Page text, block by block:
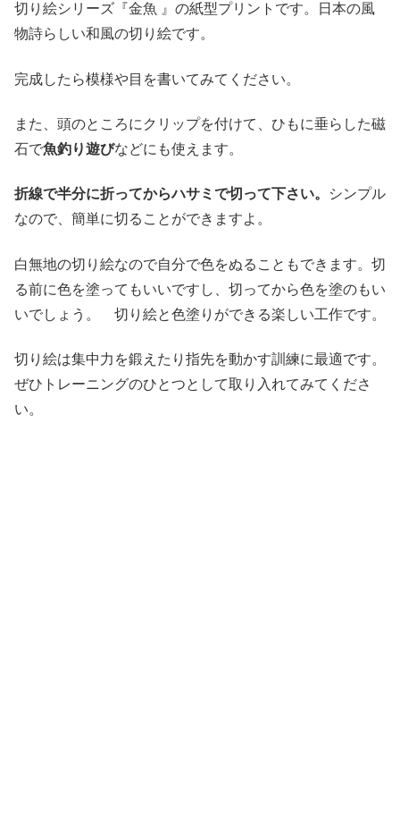
切り絵シリーズ『金魚 』の紙型プリントです。日本の風
物詩らしい和風の切り絵です。
完成したら模様や目を書いてみてください。
また、頭のところにクリップを付けて、ひもに垂らした磁
石で魚釣り遊びなどにも使えます。
折線で半分に折ってからハサミで切って下さい。
シンプル
なので、簡単に切ることができますよ。
白無地の切り絵なので自分で色をぬることもできます。切
る前に色を塗ってもいいですし、切ってから色を塗のもい
いでしょう。 切り絵と色塗りができる楽しい工作です。
切り絵は集中力を鍛えたり指先を動かす訓練に最適です。
ぜひトレーニングのひとつとして取り入れてみてくださ
い。